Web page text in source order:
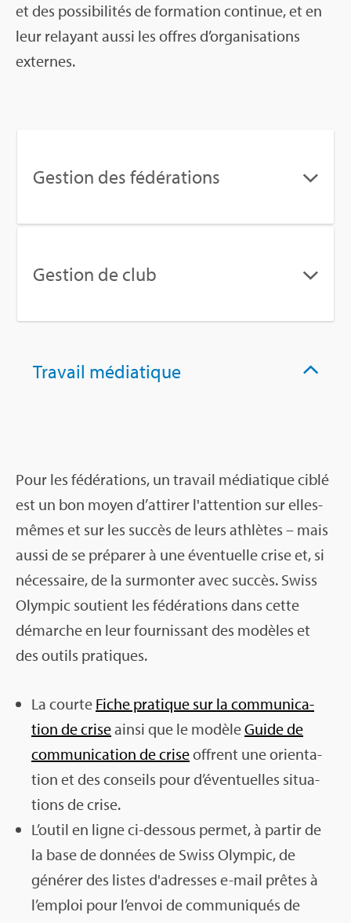
et des pos­si­bi­li­tés de for­ma­tion conti­nue, et en
leur relayant aussi les offres d’or­ga­ni­sa­tions
externes.
Ges­tion des fédé­ra­tions
Ges­tion de club
Tra­vail média­tique
Pour les fédé­ra­tions, un tra­vail média­tique ciblé
est un bon moyen d’at­ti­rer l'at­ten­tion sur elles-
mêmes et sur les suc­cès de leurs ath­lètes – mais
aussi de se pré­pa­rer à une éven­tuelle crise et, si
néces­saire, de la sur­mon­ter avec suc­cès. Swiss
Olym­pic sou­tient les fédé­ra­tions dans cette
démarche en leur four­nis­sant des modèles et
des outils pra­tiques.
La courte Fiche pra­tique sur la com­mu­ni­ca­
tion de criseainsi que le modèleGuide de
com­mu­ni­ca­tion de criseoffrent une orien­ta­
tion et des conseils pour d’éven­tuelles situa­
tions de crise.
L’ou­til en ligne ci-des­sous per­met, à par­tir de
la base de don­nées de Swiss Olym­pic, de
géné­rer des listes d'adresses e-mail prêtes à
l’em­ploi pour l’en­voi de com­mu­ni­qués de